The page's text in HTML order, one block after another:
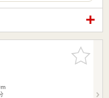
お気に入
りに追加